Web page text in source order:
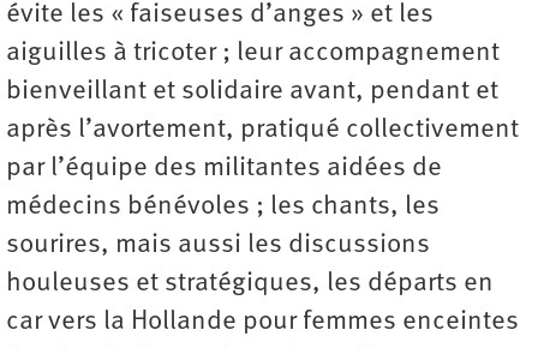
évite les « faiseuses d’anges » et les
aiguilles à tricoter ; leur accompagnement
bienveillant et solidaire avant, pendant et
après l’avortement, pratiqué collectivement
par l’équipe des militantes aidées de
médecins bénévoles ; les chants, les
sourires, mais aussi les discussions
houleuses et stratégiques, les départs en
car vers la Hollande pour femmes enceintes